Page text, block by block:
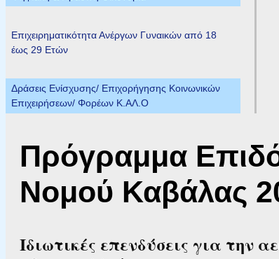
Επιχειρηματικότητα Ανέργων Γυναικών από 18
έως 29 Ετών
Δράσεις Ενίσχυσης/ Επιχορήγησης Κοινωνικών
Επιχειρήσεων/ Φορέων Κ.ΑΛ.Ο
Πρόγραμμα
Νομού Καβάλας
Ιδιωτικές επενδύσεις για την